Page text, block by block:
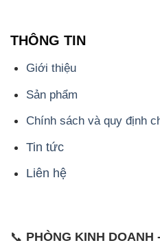
THÔNG TIN
Giới thiệu
Sản phẩm
Chính sách và quy định
Tin tức
Liên hệ
📞 PHÒNG KINH DOANH